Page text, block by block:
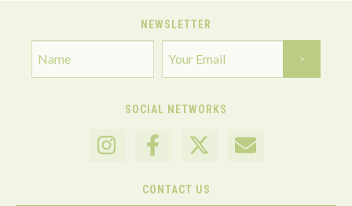
NEWSLETTER
SOCIAL NETWORKS
CONTACT US